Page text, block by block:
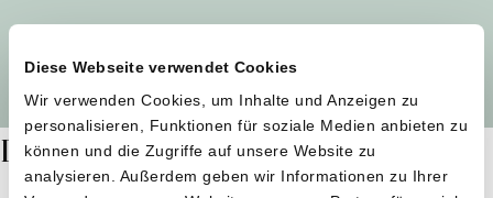
Diese Webseite verwendet Cookies
Wir verwenden Cookies, um Inhalte und Anzeigen zu
personalisieren, Funktionen für soziale Medien anbieten zu
können und die Zugriffe auf unsere Website zu
analysieren. Außerdem geben wir Informationen zu Ihrer
Dafür stehen wir